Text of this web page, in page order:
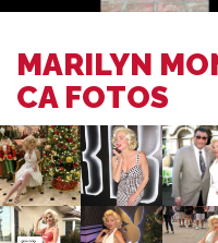
MARILYN
CA FOTOS